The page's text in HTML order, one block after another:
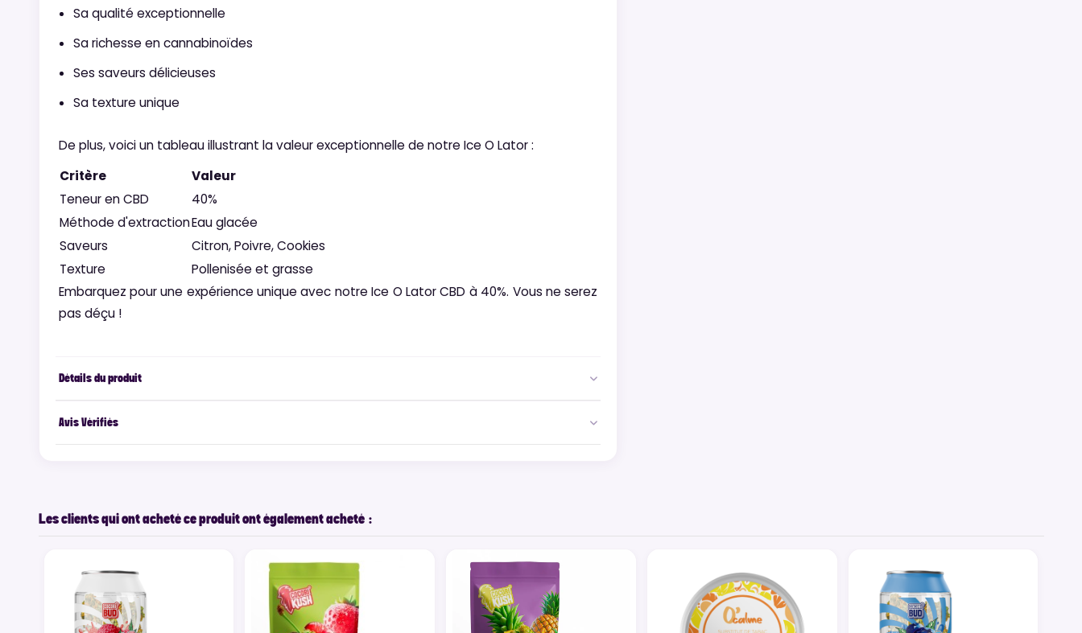
Sa qualité exceptionnelle
Sa richesse en cannabinoïdes
Ses saveurs délicieuses
Sa texture unique
De plus, voici un tableau illustrant la valeur exceptionnelle de notre Ice O Lator :
Critère
Valeur
Teneur en CBD
40%
Méthode d'extractionEau glacée
Saveurs
Citron, Poivre, Cookies
Texture
Pollenisée et grasse
Embarquez pour une expérience unique avec notre Ice O Lator CBD à 40%. Vous ne serez
pas déçu !
Détails du produit
Avis Vérifiés
Les clients qui ont acheté ce produit ont également acheté :